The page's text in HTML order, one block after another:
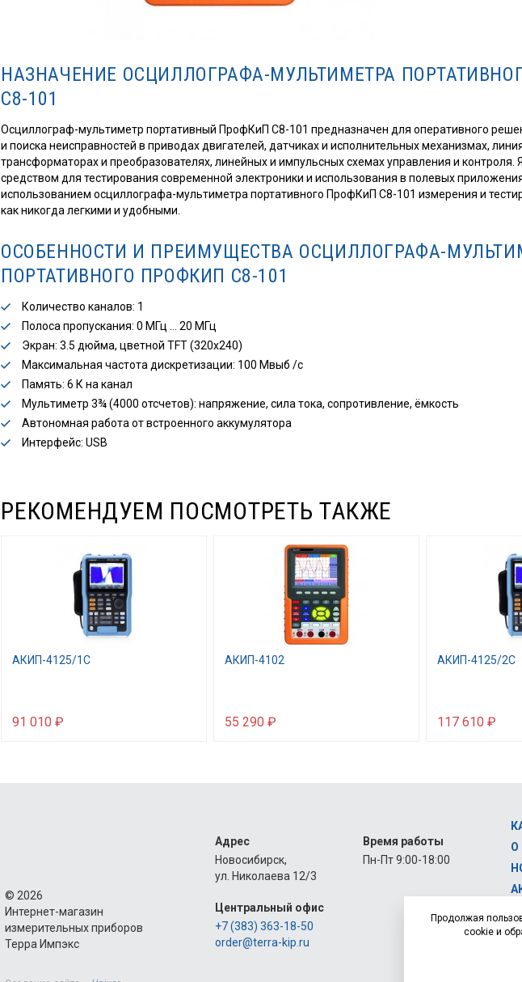
НАЗНАЧЕНИЕ ОСЦИЛЛОГРАФА-МУЛЬТИМЕТРА
С8-101
Осциллограф-мультиметр портативный ПрофКиП С8-101 предназначен для оперативного
и поиска неисправностей в приводах двигателей, датчиках и исполнительных механизмах,
трансформаторах и преобразователях, линейных и импульсных схемах управления и контроля.
средством для тестирования современной электроники и использования в полевых
использованием осциллографа-мультиметра портативного ПрофКиП С8-101 измерения и
как никогда легкими и удобными.
ОСОБЕННОСТИ И ПРЕИМУЩЕСТВА ОСЦИЛЛОГРАФА-
ПОРТАТИВНОГО ПРОФКИП С8-101
Количество каналов: 1
Полоса пропускания: 0 МГц … 20 МГц
Экран: 3.5 дюйма, цветной TFT (320х240)
Максимальная частота дискретизации: 100 Мвыб /с
Память: 6 К на канал
Мультиметр 3¾ (4000 отсчетов): напряжение, сила тока, сопротивление, ёмкость
Автономная работа от встроенного аккумулятора
Интерфейс: USB
РЕКОМЕНДУЕМ ПОСМОТРЕТЬ ТАКЖЕ
АКИП-4125/1С
91 010 ₽
АКИП-4102
55 290 ₽
АКИП-4125/2С
117 610 ₽
© 2026
Интернет-магазин
измерительных приборов
Терра Импэкс
Адрес
Новосибирск,
ул. Николаева 12/3
Время работы
Пн-Пт 9:00-18:00
Центральный офис
+7 (383) 363-18-50
order@terra-kip.ru
О
Продолжая
cookie и